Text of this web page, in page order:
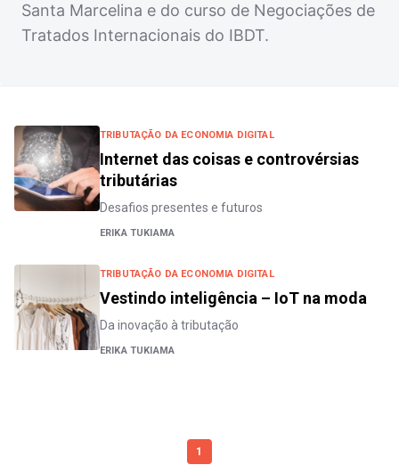
Santa Marcelina e do curso de Negociações de
Tratados Internacionais do IBDT.
TRIBUTAÇÃO DA ECONOMIA DIGITAL
Internet das coisas e controvérsias
tributárias
Desafios presentes e futuros
ERIKA TUKIAMA
TRIBUTAÇÃO DA ECONOMIA DIGITAL
Vestindo inteligência – IoT na moda
Da inovação à tributação
ERIKA TUKIAMA
1